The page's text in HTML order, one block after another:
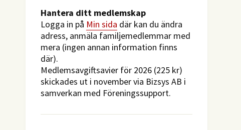
Hantera ditt medlemskap
Logga in på Min sida där kan du ändra
adress, anmäla familjemedlemmar med
mera (ingen annan information finns
där).
Medlemsavgiftsavier för 2026 (225 kr)
skickades ut i november via Bizsys AB i
samverkan med Föreningssupport.